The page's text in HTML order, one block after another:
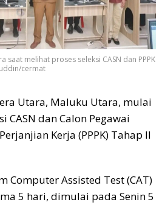
saat melihat proses seleksi CASN dan PPPK
cermat
Utara, Maluku Utara, mulai
CASN dan Calon Pegawai
Kerja (PPPK) Tahap II
Computer Assisted Test (CAT)
5 hari, dimulai pada Senin 5